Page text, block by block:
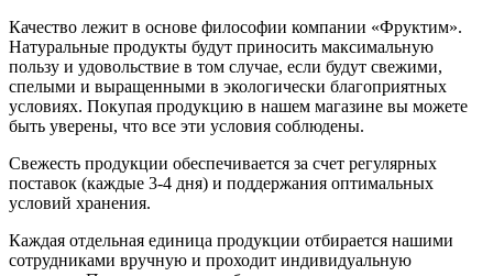
Качество лежит в основе философии компании «Фруктим».
Натуральные продукты будут приносить максимальную
пользу и удовольствие в том случае, если будут свежими,
cпелыми и выращенными в экологически благоприятных
условиях. Покупая продукцию в нашем магазине вы можете
быть уверены, что все эти условия соблюдены.
Свежесть продукции обеспечивается за счет регулярных
поставок (каждые 3-4 дня) и поддержания оптимальных
условий хранения.
Каждая отдельная единица продукции отбирается нашими
сотрудниками вручную и проходит индивидуальную